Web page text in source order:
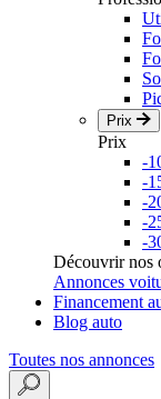
Prix
Prix
-
-
-
-
-
Découvrir nos
Annonces
Financement
Blog auto
Toutes nos annonces